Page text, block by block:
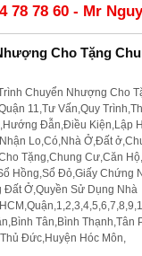
78 78 60 - Mr
Cho Tặng
Chuyển Nhượng Cho
11,Tư Vấn,Quy
Đẫn,Điều Kiện,Lập
Lo,Có,Nhà Ở,Đất
Tặng,Chung Cư,Căn
Hồng,Sổ Đỏ,Giấy Chứng
Đất Ở,Quyền Sử Dụng Nhà
Tân,Bình Thạnh,Tân
Đức,Huyện Hóc Môn,